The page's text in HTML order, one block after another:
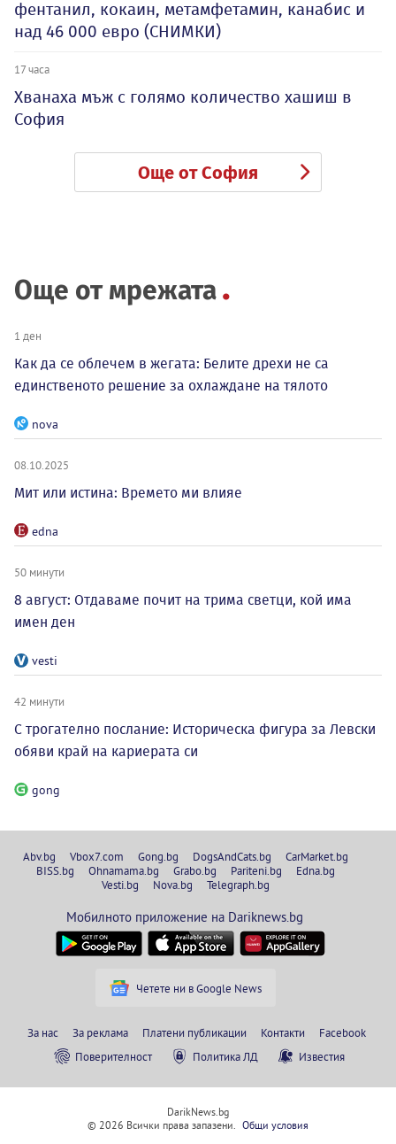
фентанил, кокаин, метамфетамин, канабис и
над 46 000 евро (СНИМКИ)
17 часа
Хванаха мъж с голямо количество хашиш в
София
Още от София
Още от мрежата
1 ден
Как да се облечем в жегата: Белите дрехи не са
единственото решение за охлаждане на тялото
nova
08.10.2025
Мит или истина: Времето ми влияе
edna
50 минути
8 август: Отдаваме почит на трима светци, кой има
имен ден
vesti
42 минути
С трогателно послание: Историческа фигура за Левски
обяви край на кариерата си
gong
Abv.bg Vbox7.com Gong.bg DogsAndCats.bg
CarMarket.bg
BISS.bg
Ohnamama.bg Grabo.bg Pariteni.bg
Edna.bg
Vesti.bg
Nova.bg Telegraph.bg
Мобилното приложение на Dariknews.bg
Четете ни в Google News
За нас За реклама Платени публикации Контакти
Facebook
Поверителност
Политика ЛД Известия
DarikNews.bg
© 2026 Всички права запазени. Общи условия